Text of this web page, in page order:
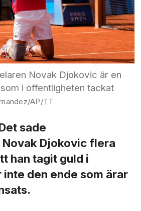
Novak Djokovic är en
i offentligheten tackat
AP/TT
sade
Djokovic flera
han tagit guld i
inte den ende som ärar